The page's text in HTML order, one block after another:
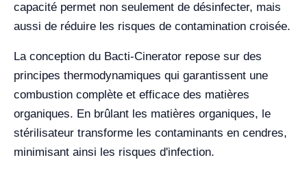
capacité permet non seulement de désinfecter, mais
aussi de réduire les risques de contamination croisée.
La conception du Bacti-Cinerator repose sur des
principes thermodynamiques qui garantissent une
combustion complète et efficace des matières
organiques. En brûlant les matières organiques, le
stérilisateur transforme les contaminants en cendres,
minimisant ainsi les risques d'infection.